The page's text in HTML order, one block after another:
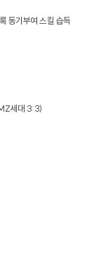
동기부여 스킬 습득
세대 3:3)